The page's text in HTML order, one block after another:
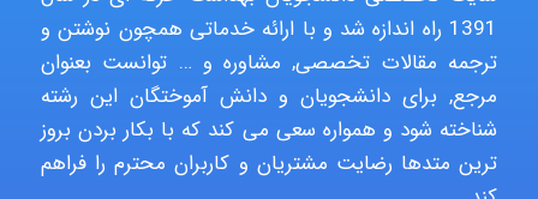
1391 راه اندازه شد و با ارائه خدماتی همچون نوشتن و
ترجمه مقالات تخصصی, مشاوره و … توانست بعنوان
مرجع, برای دانشجویان و دانش آموختگان این رشته
شناخته شود و همواره سعی می کند که با بکار بردن بروز
ترین متدها رضایت مشتریان و کاربران محترم را فراهم